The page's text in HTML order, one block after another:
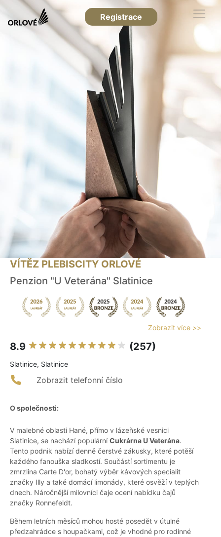
Registrace
VÍTĚZ PLEBISCITY ORLOVÉ
Penzion "U Veterána" Slatinice
Zobrazit více >>
8.9 (257)
Slatinice, Slatinice
Zobrazit telefonní číslo
O společnosti:
V malebné oblasti Hané, přímo v lázeňské vesnici
Slatinice, se nachází populárníCukrárna U Veterána.
Tento podnik nabízí denně čerstvé zákusky, které potěší
každého fanouška sladkostí. Součástí sortimentu je
zmrzlina Carte D'or, bohatý výběr kávových specialit
značky Illy a také domácí limonády, které osvěží v teplých
dnech. Náročnější milovníci čaje ocení nabídku čajů
značky Ronnefeldt.
Během letních měsíců mohou hosté posedět v útulné
předzahrádce s houpačkami, což je vhodné pro rodinné